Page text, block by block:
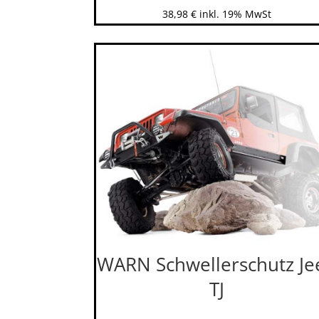
38,98 € inkl. 19% MwSt
WARN Schwellerschutz
TJ